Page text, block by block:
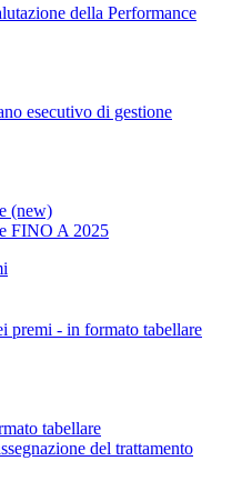
della Performance
esecutivo di gestione
(new)
FINO A 2025
premi - in formato tabellare
tabellare
del trattamento